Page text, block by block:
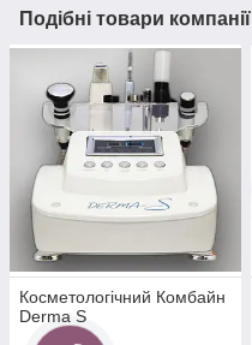
Подібні товари компанії
Косметологічний Комбайн
Derma S